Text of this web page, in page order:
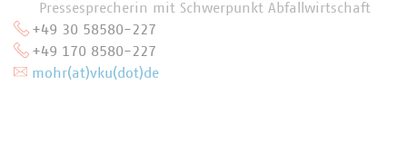
Pressesprecherin mit Schwerpunkt Abfallwirtschaft
+49 30 58580-227
+49 170 8580-227
mohr(at)vku(dot)de